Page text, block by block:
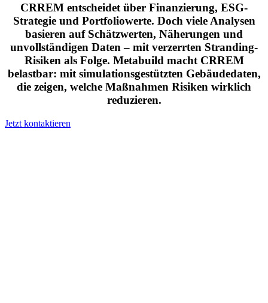
CRREM entscheidet über Finanzierung, ESG-
Strategie und Portfoliowerte. Doch viele Analysen
basieren auf Schätzwerten, Näherungen und
unvollständigen Daten – mit verzerrten Stranding-
Risiken als Folge. Metabuild macht CRREM
belastbar: mit simulationsgestützten Gebäudedaten,
die zeigen, welche Maßnahmen Risiken wirklich
reduzieren.
Jetzt kontaktieren